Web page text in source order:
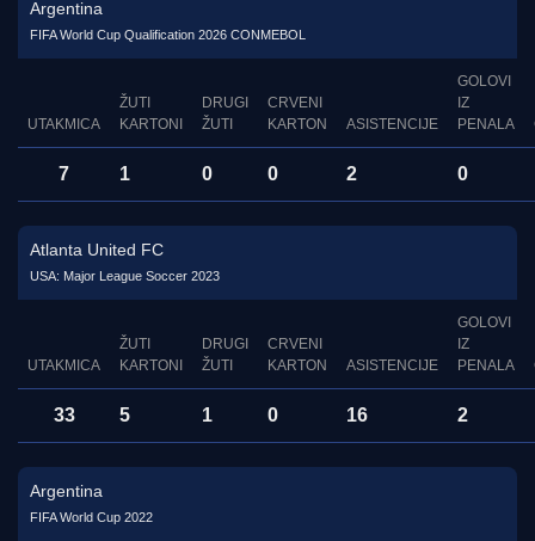
Argentina
FIFA World Cup Qualification 2026 CONMEBOL
UTAKMICA
ŽUTI
KARTONI
DRUGI
ŽUTI
CRVENI
KARTON
ASISTENCIJE
GOLOVI
IZ
PENALA
7 1 0 0 2 0
Atlanta United FC
USA: Major League Soccer 2023
UTAKMICA
ŽUTI
KARTONI
DRUGI
ŽUTI
CRVENI
KARTON
ASISTENCIJE
GOLOVI
IZ
PENALA
33 5 1 0 16 2
Argentina
FIFA World Cup 2022